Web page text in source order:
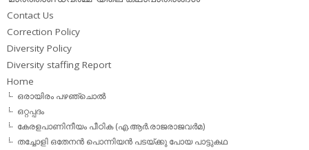
Contact Us
Correction Policy
Diversity Policy
Diversity staffing Report
Home
ഒരായിരം പഴഞ്ചൊല്‍
ഒറ്റപ്പദം
കേരളപാണിനീയം പീഠിക (എ.ആര്‍.രാജരാജവര്‍മ)
തച്ചോളി ഒതേനൻ പൊന്നിയൻ പടയ്‌ക്കു പോയ പാട്ടുകഥ